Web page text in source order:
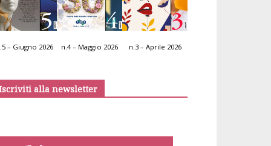
– Giugno 2026 n.4 – Maggio 2026 n.3 – Aprile 2026
alla newsletter